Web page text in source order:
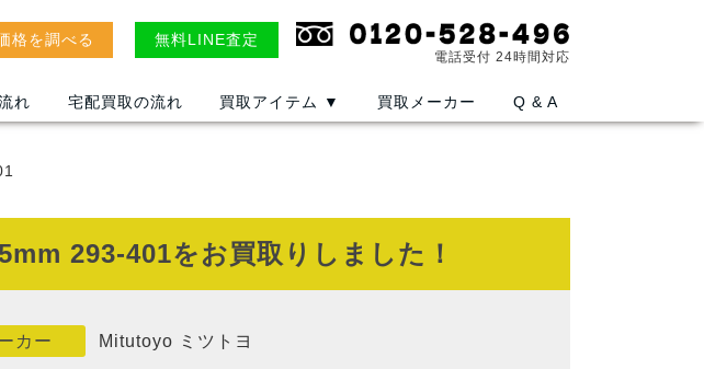
格を調べる 無料LINE査定
電話受付 24時間対応
れ 宅配買取の流れ 買取アイテム ▼ 買取メーカー Q & A
293-401をお買取りしました！
カー Mitutoyo ミツトヨ